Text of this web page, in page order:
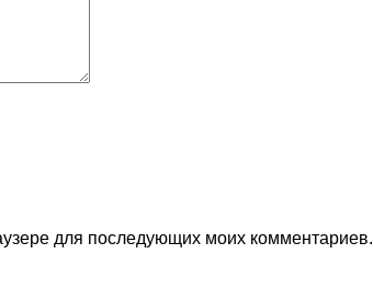
для последующих моих комментариев.